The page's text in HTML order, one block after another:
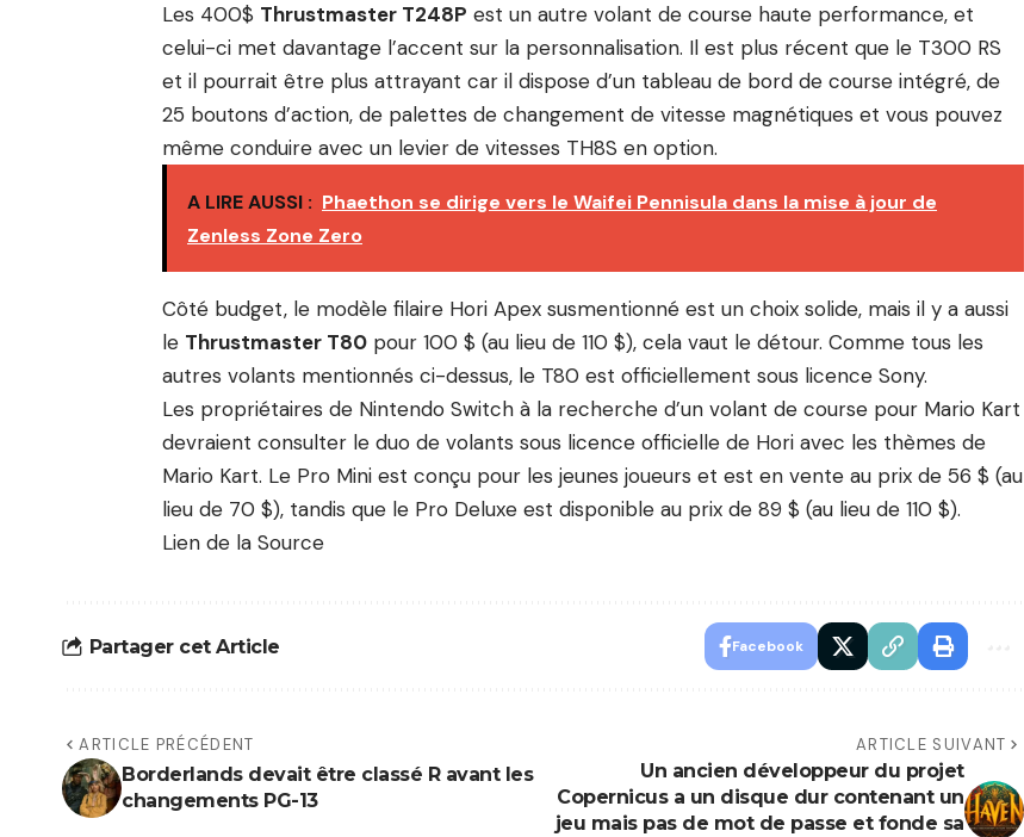
Les 400$ Thrustmaster T248P est un autre volant de course haute performance, et
celui-ci met davantage l’accent sur la personnalisation. Il est plus récent que le T300 RS
et il pourrait être plus attrayant car il dispose d’un tableau de bord de course intégré, de
25 boutons d’action, de palettes de changement de vitesse magnétiques et vous pouvez
même conduire avec un levier de vitesses TH8S en option.
A LIRE AUSSI : Phaethon se dirige vers le Waifei Pennisula dans la mise à jour de
Zenless Zone Zero
Côté budget, le modèle filaire Hori Apex susmentionné est un choix solide, mais il y a aussi
le Thrustmaster T80 pour 100 $ (au lieu de 110 $), cela vaut le détour. Comme tous les
autres volants mentionnés ci-dessus, le T80 est officiellement sous licence Sony.
Les propriétaires de Nintendo Switch à la recherche d’un volant de course pour Mario Kart
devraient consulter le duo de volants sous licence officielle de Hori avec les thèmes de
Mario Kart. Le Pro Mini est conçu pour les jeunes joueurs et est en vente au prix de 56 $ (au
lieu de 70 $), tandis que le Pro Deluxe est disponible au prix de 89 $ (au lieu de 110 $).
Lien de la Source
Partager cet Article Facebook
ARTICLE PRÉCÉDENT
Borderlands devait être classé R avant les
changements PG-13
ARTICLE SUIVANT
Un ancien développeur du projet
Copernicus a un disque dur contenant un
jeu mais pas de mot de passe et fonde sa